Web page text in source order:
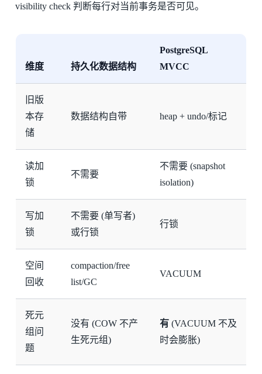
visibility check 判断每行对当前事务是否可见。
维度 持久化数据结构
PostgreSQL
MVCC
旧版
本存
储
数据结构自带 heap + undo/标记
读加
锁
不需要
不需要 (snapshot
isolation)
写加
锁
不需要 (单写者)
或行锁
行锁
空间
回收
compaction/free
list/GC
VACUUM
死元
组问
题
没有 (COW 不产
生死元组)
有(VACUUM 不及
时会膨胀)